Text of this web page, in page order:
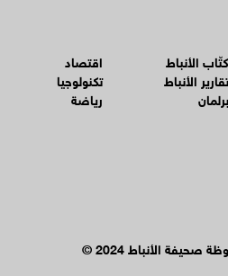
كتّاب الأنباط
تقارير الأنباط
برلمان
اقتصاد
تكنولوجيا
رياضة
صحيفة الأنباط 2024